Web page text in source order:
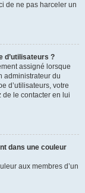
de ne pas harceler un
d’utilisateurs ?
assigné lorsque
administrateur du
d’utilisateurs, votre
de le contacter en lui
dans une couleur
aux membres d’un